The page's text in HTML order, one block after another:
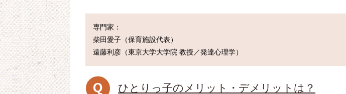
専門家：
柴田愛子（保育施設代表）
ひとりっ子のメリット・デメリットは？